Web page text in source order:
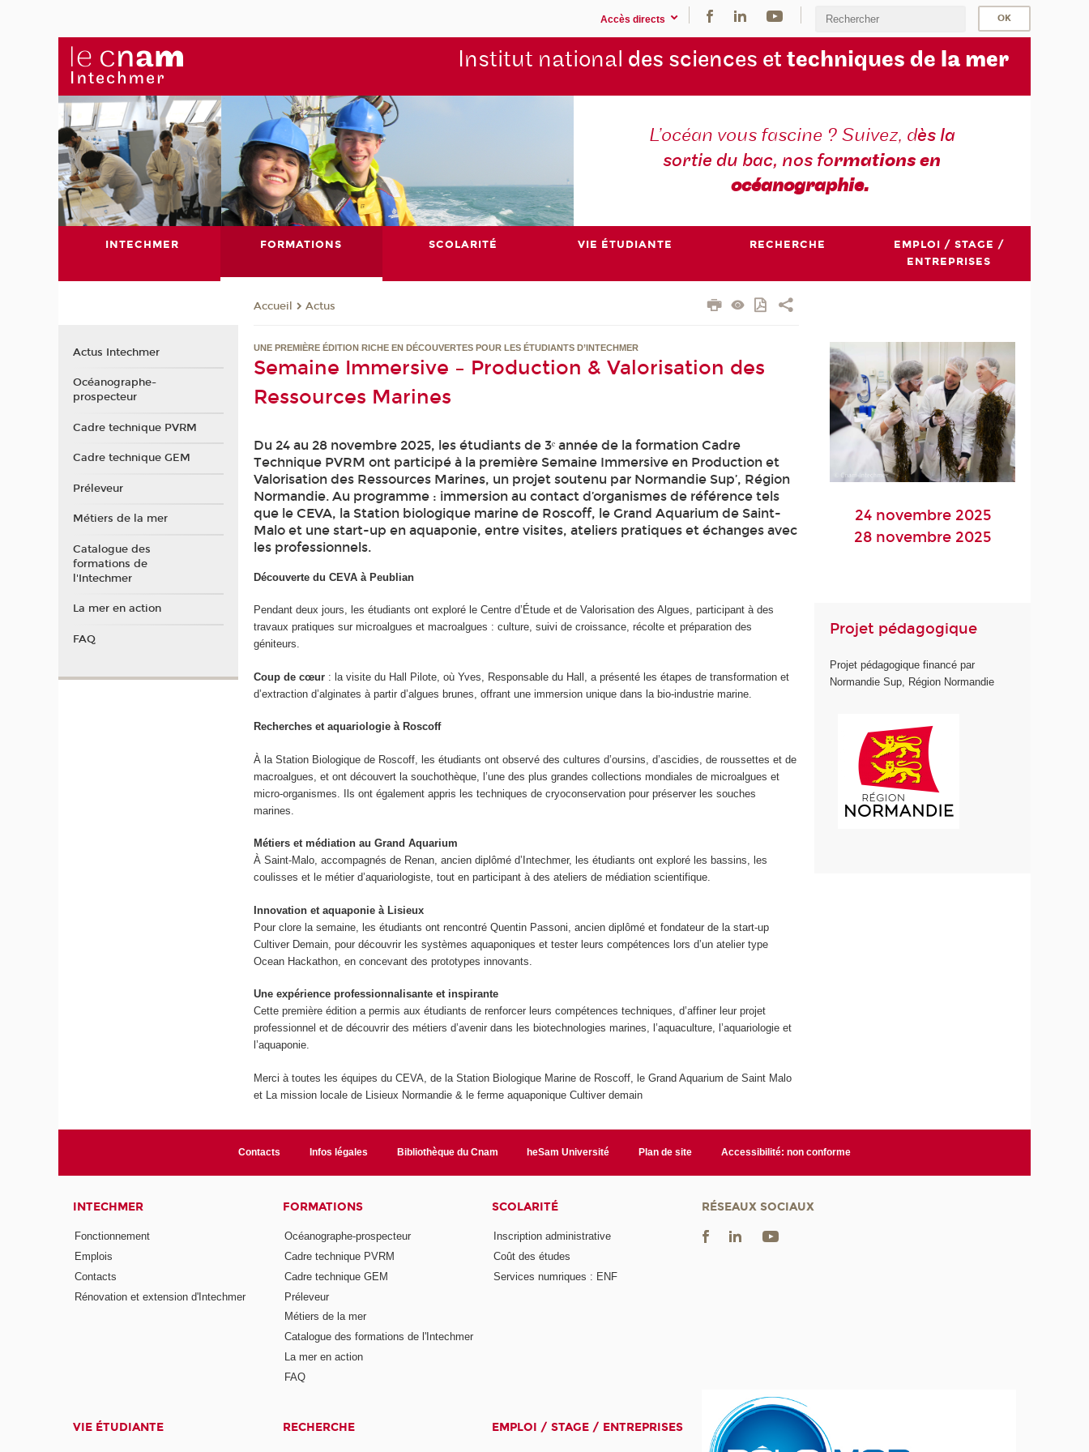
Accès directs
Institut national des sciences et techniques de la mer
L’océan vous fascine ? Suivez, dès la
sortie du bac, nos formations en
océanographie.
INTECHMER FORMATIONS SCOLARITÉ VIE ÉTUDIANTE RECHERCHE
EMPLOI / STAGE /
ENTREPRISES
Accueil Actus
UNE PREMIÈRE ÉDITION RICHE EN DÉCOUVERTES POUR LES ÉTUDIANTS D’INTECHMER
Semaine Immersive – Production & Valorisation des
Ressources Marines
Du 24 au 28 novembre 2025, les étudiants de 3ᵉ année de la formation Cadre
Technique PVRM ont participé à la première Semaine Immersive en Production et
Valorisation des Ressources Marines, un projet soutenu par Normandie Sup’, Région
Normandie. Au programme : immersion au contact d’organismes de référence tels
que le CEVA, la Station biologique marine de Roscoff, le Grand Aquarium de Saint-
Malo et une start-up en aquaponie, entre visites, ateliers pratiques et échanges avec
les professionnels.
Découverte du CEVA à Peublian
Pendant deux jours, les étudiants ont exploré le Centre d’Étude et de Valorisation des Algues, participant à des
travaux pratiques sur microalgues et macroalgues : culture, suivi de croissance, récolte et préparation des
géniteurs.
Coup de cœur : la visite du Hall Pilote, où Yves, Responsable du Hall, a présenté les étapes de transformation et
d’extraction d’alginates à partir d’algues brunes, offrant une immersion unique dans la bio-industrie marine.
Recherches et aquariologie à Roscoff
À la Station Biologique de Roscoff, les étudiants ont observé des cultures d’oursins, d’ascidies, de roussettes et de
macroalgues, et ont découvert la souchothèque, l’une des plus grandes collections mondiales de microalgues et
micro-organismes. Ils ont également appris les techniques de cryoconservation pour préserver les souches
marines.
Métiers et médiation au Grand Aquarium
À Saint-Malo, accompagnés de Renan, ancien diplômé d’Intechmer, les étudiants ont exploré les bassins, les
coulisses et le métier d’aquariologiste, tout en participant à des ateliers de médiation scientifique.
Innovation et aquaponie à Lisieux
Pour clore la semaine, les étudiants ont rencontré Quentin Passoni, ancien diplômé et fondateur de la start-up
Cultiver Demain, pour découvrir les systèmes aquaponiques et tester leurs compétences lors d’un atelier type
Ocean Hackathon, en concevant des prototypes innovants.
Une expérience professionnalisante et inspirante
Cette première édition a permis aux étudiants de renforcer leurs compétences techniques, d’affiner leur projet
professionnel et de découvrir des métiers d’avenir dans les biotechnologies marines, l’aquaculture, l’aquariologie et
l’aquaponie.
Merci à toutes les équipes du CEVA, de la Station Biologique Marine de Roscoff, le Grand Aquarium de Saint Malo
et La mission locale de Lisieux Normandie & le ferme aquaponique Cultiver demain
24 novembre 2025
28 novembre 2025
Projet pédagogique
Projet pédagogique financé par
Normandie Sup, Région Normandie
Actus Intechmer
Océanographe-
prospecteur
Cadre technique PVRM
Cadre technique GEM
Préleveur
Métiers de la mer
Catalogue des
formations de
l'Intechmer
La mer en action
FAQ
Contacts Infos légales Bibliothèque du Cnam heSam Université Plan de site Accessibilité: non conforme
INTECHMER
Fonctionnement
Emplois
Contacts
Rénovation et extension d'Intechmer
FORMATIONS
Océanographe-prospecteur
Cadre technique PVRM
Cadre technique GEM
Préleveur
Métiers de la mer
Catalogue des formations de l'Intechmer
La mer en action
FAQ
SCOLARITÉ
Inscription administrative
Coût des études
Services numriques : ENF
VIE ÉTUDIANTE RECHERCHE EMPLOI / STAGE / ENTREPRISES
RÉSEAUX SOCIAUX